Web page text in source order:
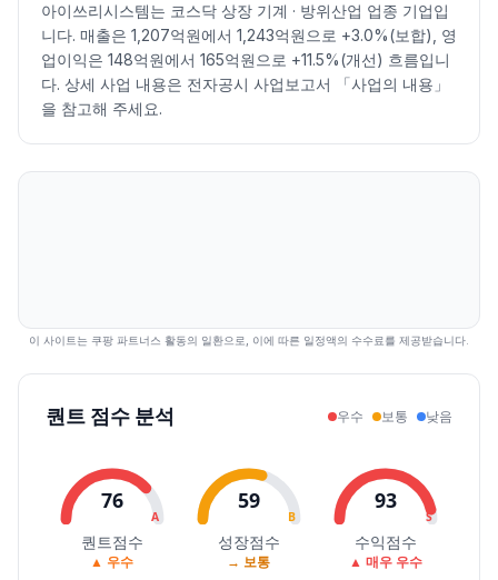
2026.07.10
572006140055600604008.63 102195
2026.07.13
61700632005660059500-1.4938718
2026.07.14
6210062100 5380056900-4.37 33736
2026.07.15
5700060800
2026.07.28
61700632005650058900-8.4044779
2026.07.31
5370059700
30289
2026.08.04
5990067000 599006700010.74
41796
2026.08.05
66400 67800 65500 66500 -0.75
21622
2026.08.06
6600068000 6420065600-1.35
15085
2026.08.07
65000 6130063900 34481
아이쓰리시스템는 코스닥 상장 기계 · 방위산업 업종 기업입
니다. 매출은 1,207억원에서 1,243억원으로 +3.0%(보합), 영
업이익은 148억원에서 165억원으로 +11.5%(개선) 흐름입니
다. 상세 사업 내용은 전자공시 사업보고서 「사업의 내용」
을 참고해 주세요.
이 사이트는 쿠팡 파트너스 활동의 일환으로, 이에 따른 일정액의 수수료를 제공받습니다.
퀀트 점수 분석 우수 보통 낮음
76
A
퀀트점수
▲ 우수
59
B
성장점수
→ 보통
93
S
수익점수
▲ 매우 우수